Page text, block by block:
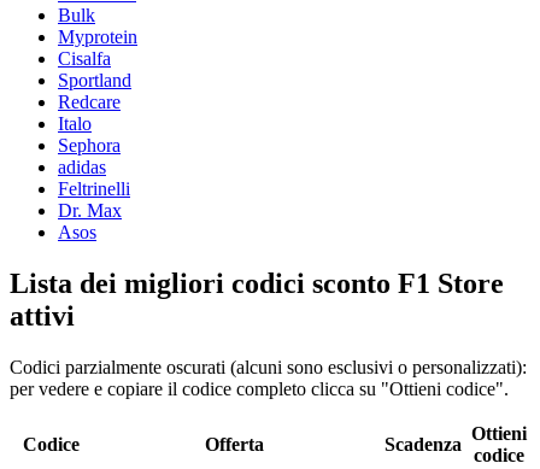
Bulk
Myprotein
Cisalfa
Sportland
Redcare
Italo
Sephora
adidas
Feltrinelli
Dr. Max
Asos
Lista dei migliori codici sconto F1 Store
attivi
Codici parzialmente oscurati (alcuni sono esclusivi o personalizzati):
per vedere e copiare il codice completo clicca su "Ottieni codice".
Codice Offerta Scadenza
Ottieni
codice